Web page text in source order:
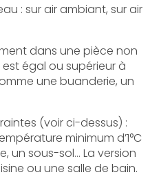
: sur air ambiant, sur air
dans une pièce non
égal ou supérieur à
une buanderie, un
(voir ci-dessus) :
minimum d’1°C
un sous-sol… La version
ou une salle de bain.